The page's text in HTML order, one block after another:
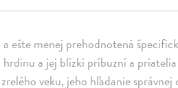
ešte menej prehodnotená
a jej blízki príbuzní a
veku, jeho hľadanie